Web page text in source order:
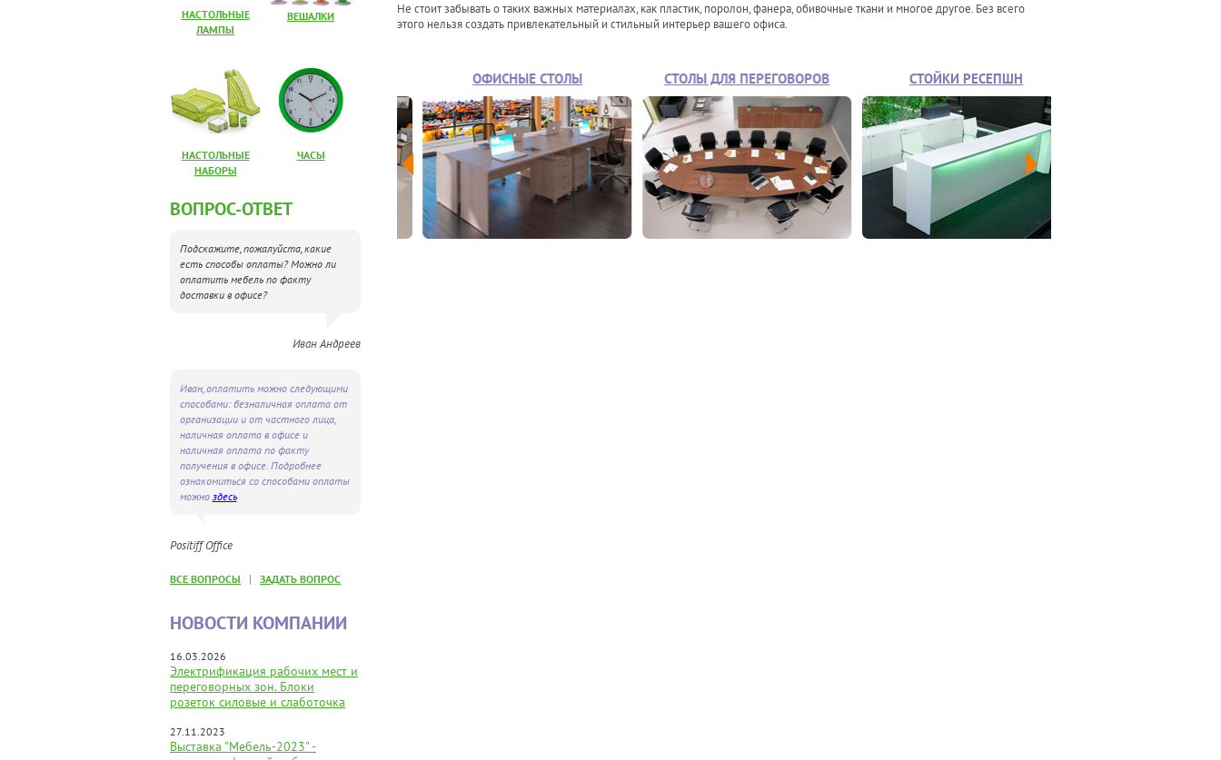
НАСТОЛЬНЫЕ
ЛАМПЫ
ВЕШАЛКИ
НАСТОЛЬНЫЕ
НАБОРЫ
ЧАСЫ
ВОПРОС-ОТВЕТ
Подскажите, пожалуйста, какие
есть способы оплаты? Можно ли
оплатить мебель по факту
доставки в офисе?
Иван Андреев
Иван, оплатить можно следующими
способами: безналичная оплата от
организации и от частного лица,
наличная оплата в офисе и
наличная оплата по факту
получения в офисе. Подробнее
ознакомиться со способами оплаты
можно здесь
Positiff Office
ВСЕ ВОПРОСЫ | ЗАДАТЬ ВОПРОС
НОВОСТИ КОМПАНИИ
16.03.2026
Электрификация рабочих мест и
переговорных зон. Блоки
розеток силовые и слаботочка
27.11.2023
Выставка "Мебель-2023" -
Не стоит забывать о таких важных материалах, как пластик, поролон, фанера, обивочные ткани и многое другое. Без всего
этого нельзя создать привлекательный и стильный интерьер вашего офиса.
МЕБЕЛЬ ДЛЯ ПЕРСОНАЛА ОФИСНЫЕ СТОЛЫ СТОЛЫ ДЛЯ ПЕРЕГОВОРОВ СТОЙКИ РЕСЕПШН